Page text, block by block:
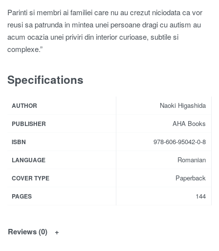
Parinti si membri ai familiei care nu au crezut niciodata ca vor
reusi sa patrunda in mintea unei persoane dragi cu autism au
acum ocazia unei priviri din interior curioase, subtile si
complexe.”
Specifications
AUTHOR Naoki Higashida
PUBLISHER AHA Books
ISBN 978-606-95042-0-8
LANGUAGE Romanian
COVER TYPE Paperback
PAGES 144
Reviews (0)